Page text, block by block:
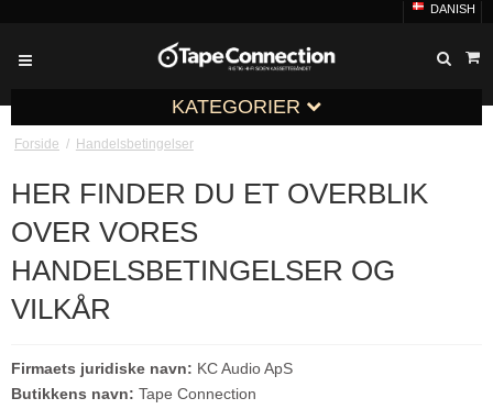
DANISH
KATEGORIER
Forside / Handelsbetingelser
HER FINDER DU ET OVERBLIK
OVER VORES
HANDELSBETINGELSER OG
VILKÅR
Firmaets juridiske navn: KC Audio ApS
Butikkens navn: Tape Connection